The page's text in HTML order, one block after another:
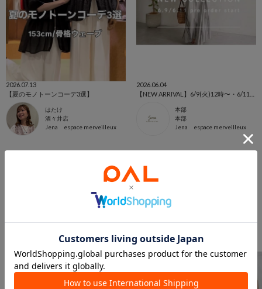
2026.07.13
【夏のモノトーンコーデ3選】
はたけ
酒々井店
Jena espace merveilleux
2026.06.04
本部
本部
Jena espace merveilleux
このアイテムを見た人は
こんなアイテムも見ています
トップスからのおすすめ